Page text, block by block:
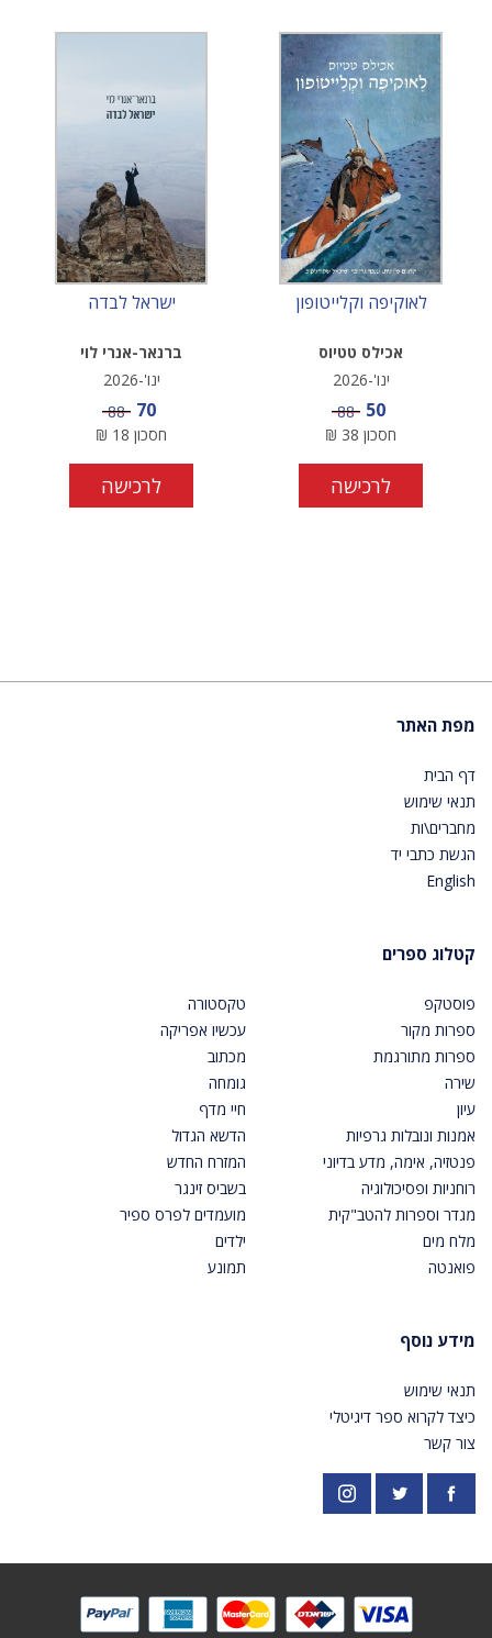
לאוקיפה וקלייטופון
אכילס טטיוס
ינו'-2026
מחיר מבצע
50 מחיר
88
חסכון 38
₪
לרכישה
ישראל לבדה
ברנאר-אנרי לוי
ינו'-2026
מחיר מבצע
70 מחיר
88
חסכון 18
₪
לרכישה
מפת האתר
דף הבית
תנאי שימוש
מחברים\ות
הגשת כתבי יד
English
קטלוג ספרים
פוסטקפ
ספרות מקור
ספרות מתורגמת
שירה
עיון
אמנות ונובלות גרפיות
פנטזיה, אימה, מדע בדיוני
רוחניות ופסיכולוגיה
מגדר וספרות להטב"קית
מלח מים
פואנטה
טקסטורה
עכשיו אפריקה
מכתוב
גומחה
חיי מדף
הדשא הגדול
המזרח החדש
בשביס זינגר
מועמדים לפרס ספיר
ילדים
תמונע
מידע נוסף
תנאי שימוש
כיצד לקרוא ספר דיגיטלי
צור קשר
פייסבוק https://twitter.com/PardesPublish
אינסטגרם